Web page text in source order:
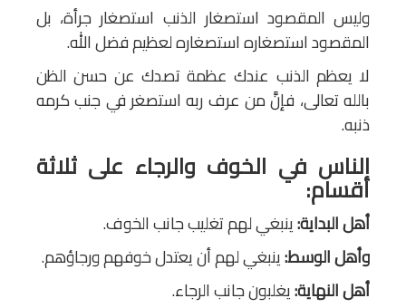
وليس المقصود استصغار الذنب استصغار جرأة، بل
المقصود استصغاره استصغاره لعظيم فضل الله.
لا يعظم الذنب عندك عظمة تصدك عن حسن الظن
بالله تعالى، فإنَّ من عرف ربه استصغر في جنب كرمه
ذنبه.
الناس في الخوف والرجاء على ثلاثة
أقسام:
أهل البداية:ينبغي لهم تغليب جانب الخوف.
وأهل الوسط:ينبغي لهم أن يعتدل خوفهم ورجاؤهم.
أهل النهاية:يغلبون جانب الرجاء.